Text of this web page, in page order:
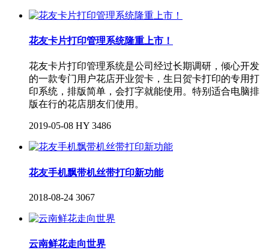
花友卡片打印管理系统隆重上市！
花友卡片打印管理系统是公司经过长期调研，倾心开发
的一款专门用户花店开业贺卡，生日贺卡打印的专用打
印系统，排版简单，会打字就能使用。特别适合电脑排
版在行的花店朋友们使用。
2019-05-08 HY 3486
花友手机飘带机丝带打印新功能
2018-08-24 3067
云南鲜花走向世界